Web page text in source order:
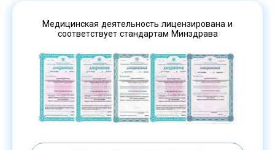
Медицинская деятельность лицензирована и
соответствует стандартам Минздрава